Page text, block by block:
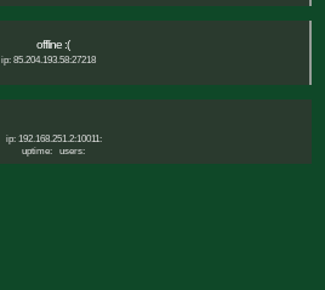
offline :(
ip: 85.204.193.58:27218
ip: 192.168.251.2:10011:
uptime:
users: